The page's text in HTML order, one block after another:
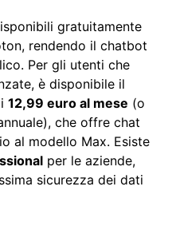
gratuitamente
rendendo il chatbot
Per gli utenti che
è disponibile il
12,99 euro al mese (o
che offre chat
al modello Max. Esiste
per le aziende,
sicurezza dei dati